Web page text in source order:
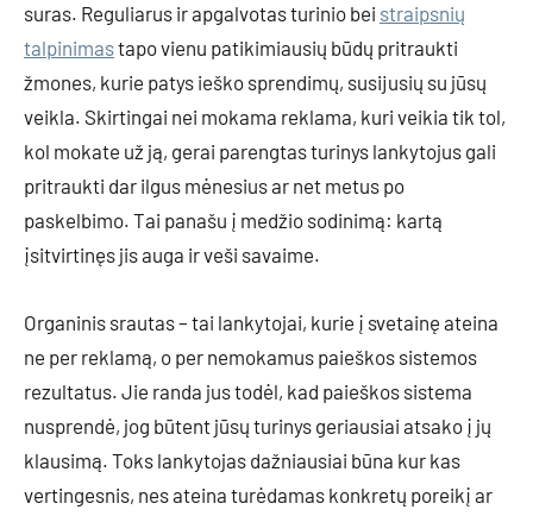
suras. Reguliarus ir apgalvotas turinio bei straipsnių
talpinimastapo vienu patikimiausių būdų pritraukti
žmones, kurie patys ieško sprendimų, susijusių su jūsų
veikla. Skirtingai nei mokama reklama, kuri veikia tik tol,
kol mokate už ją, gerai parengtas turinys lankytojus gali
pritraukti dar ilgus mėnesius ar net metus po
paskelbimo. Tai panašu į medžio sodinimą: kartą
įsitvirtinęs jis auga ir veši savaime.
Organinis srautas – tai lankytojai, kurie į svetainę ateina
ne per reklamą, o per nemokamus paieškos sistemos
rezultatus. Jie randa jus todėl, kad paieškos sistema
nusprendė, jog būtent jūsų turinys geriausiai atsako į jų
klausimą. Toks lankytojas dažniausiai būna kur kas
vertingesnis, nes ateina turėdamas konkretų poreikį ar